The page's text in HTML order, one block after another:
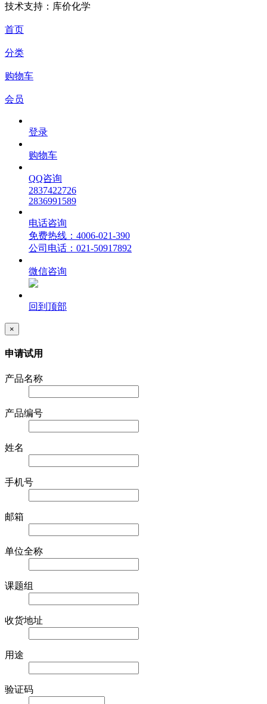
技术支持：库价化学
首页
分类
购物车
会员
登录
购物车
QQ咨询
2837422726
2836991589
电话咨询
免费热线：4006-021-390
公司电话：021-50917892
微信咨询
回到顶部
×
申请试用
产品名称
产品编号
姓名
手机号
邮箱
单位全称
课题组
收货地址
用途
验证码